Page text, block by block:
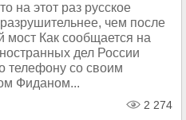
на этот раз русское
чем после
мост Как сообщается на
дел России
телефону со своим
Фиданом...
2 274